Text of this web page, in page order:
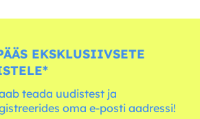
EKSKLUSIIVSETE
teada uudistest ja
oma e-posti aadressi!